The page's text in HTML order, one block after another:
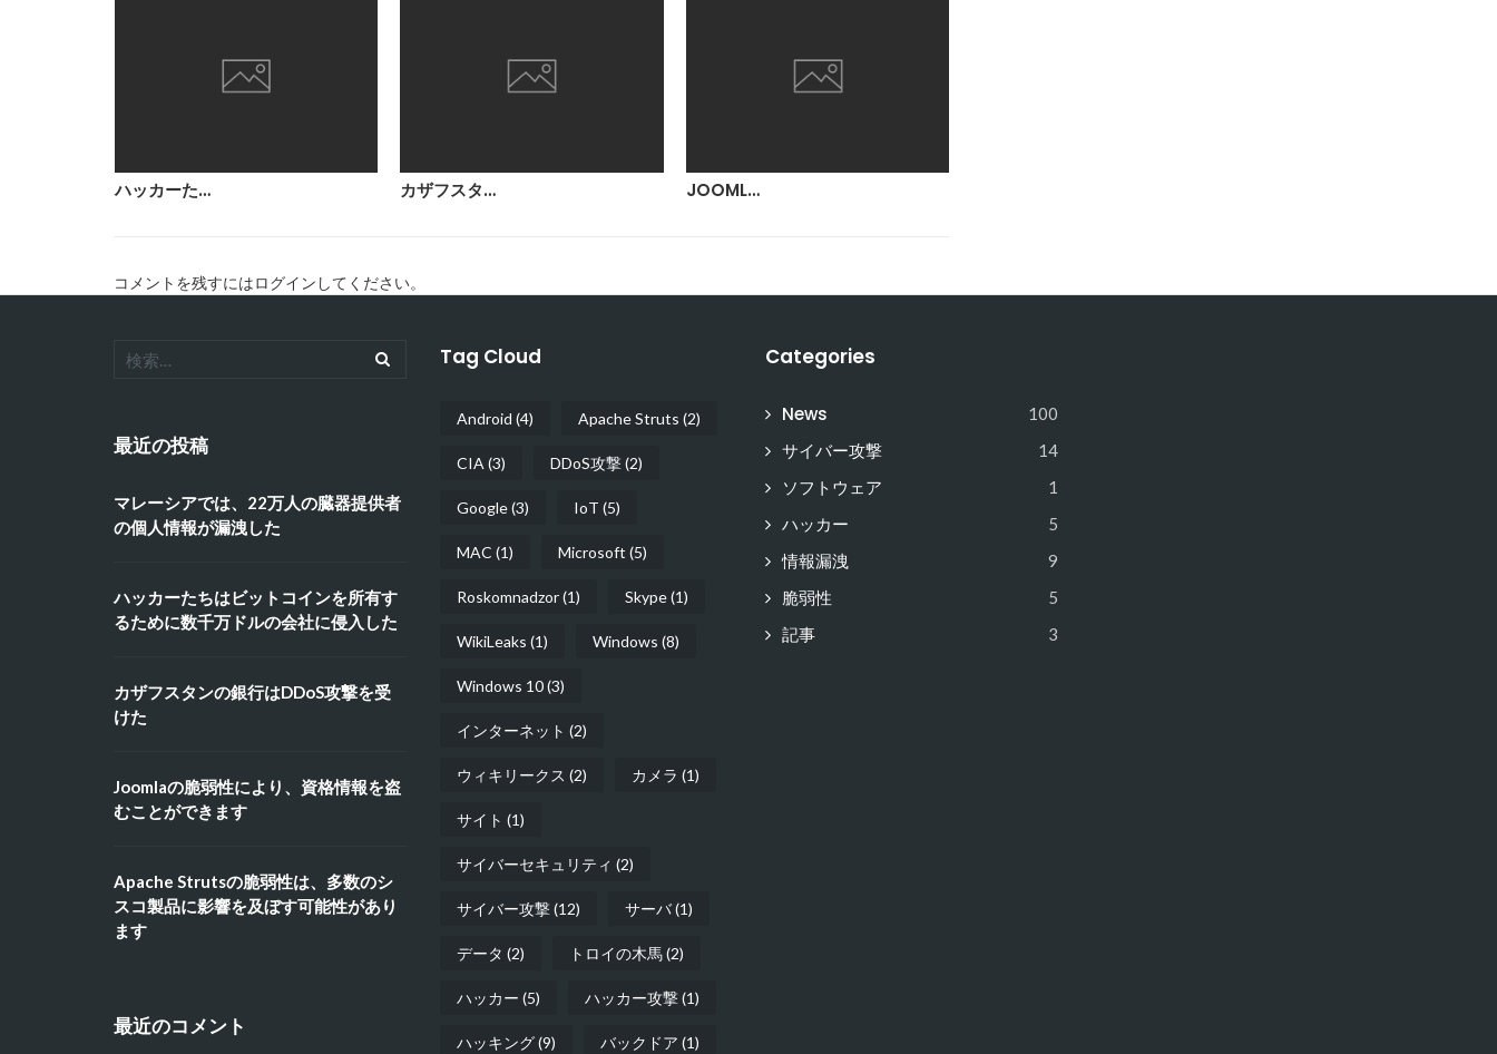
ハッカーた… カザフスタ… JOOML…
コメントを残すにはログインしてください。
最近の投稿
マレーシアでは、22万人の臓器提供者
の個人情報が漏洩した
ハッカーたちはビットコインを所有す
るために数千万ドルの会社に侵入した
カザフスタンの銀行はDDoS攻撃を受
けた
Joomlaの脆弱性により、資格情報を盗
むことができます
Apache Strutsの脆弱性は、多数のシ
スコ製品に影響を及ぼす可能性があり
ます
最近のコメント
Tag Cloud
Android (4) Apache Struts (2)
CIA (3) DDoS攻撃(2)
Google(3) IoT (5)
MAC (1) Microsoft (5)
Roskomnadzor(1) Skype(1)
WikiLeaks (1) Windows (8)
Windows 10(3)
インターネット (2)
ウィキリークス (2) カメラ (1)
サイト (1)
サイバーセキュリティ (2)
サイバー攻撃(12) サーバ(1)
データ (2) トロイの木馬(2)
ハッカー (5) ハッカー攻撃(1)
ハッキング(9) バックドア (1)
Categories
News 100
サイバー攻撃 14
ソフトウェア 1
ハッカー 5
情報漏洩 9
脆弱性 5
記事 3